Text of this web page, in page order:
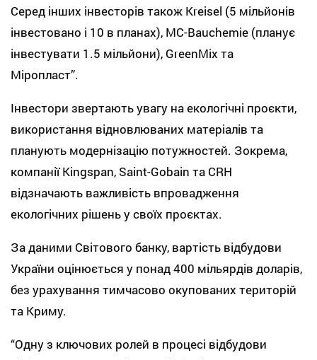
Серед інших інвесторів також Kreisel (5 мільйонів
інвестовано і 10 в планах), MC-Bauchemie (планує
інвестувати 1.5 мільйони), GreenMix та
Міропласт”.
Інвестори звертають увагу на екологічні проєкти,
використання відновлюваних матеріалів та
планують модернізацію потужностей. Зокрема,
компанії Kingspan, Saint-Gobain та CRH
відзначають важливість впровадження
екологічних рішень у своїх проєктах.
За даними Світового банку, вартість відбудови
України оцінюється у понад 400 мільярдів доларів,
без урахування тимчасово окупованих територій
та Криму.
“Одну з ключових ролей в процесі відбудови